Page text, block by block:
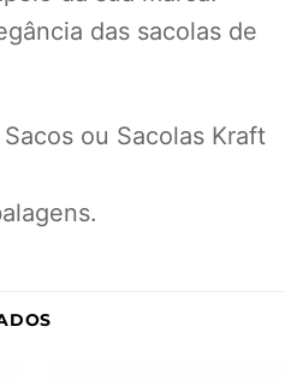
das sacolas de
ou Sacolas Kraft